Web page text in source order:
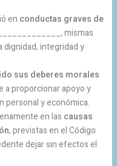
en conductas graves de
mismas
dignidad, integridad y
sus deberes morales
a proporcionar apoyo y
personal y económica.
en las causas
, previstas en el Código
dejar sin efectos el